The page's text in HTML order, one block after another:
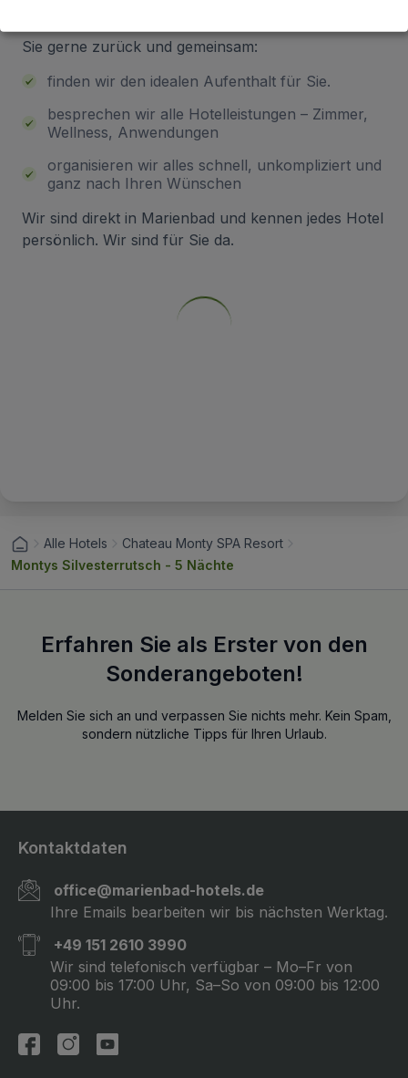
Sie gerne zurück und gemeinsam:
finden wir den idealen Aufenthalt für Sie.
besprechen wir alle Hotelleistungen – Zimmer,
Wellness, Anwendungen
organisieren wir alles schnell, unkompliziert und
ganz nach Ihren Wünschen
Wir sind direkt in Marienbad und kennen jedes Hotel
persönlich. Wir sind für Sie da.
Alle Hotels
Chateau Monty SPA Resort
Montys Silvesterrutsch - 5 Nächte
Erfahren Sie als Erster von den
Sonderangeboten!
Melden Sie sich an und verpassen Sie nichts mehr. Kein Spam,
sondern nützliche Tipps für Ihren Urlaub.
Kontaktdaten
office@marienbad-hotels.de
Ihre Emails bearbeiten wir bis nächsten Werktag.
+49 151 2610 3990
Wir sind telefonisch verfügbar – Mo–Fr von
09:00 bis 17:00 Uhr, Sa–So von 09:00 bis 12:00
Uhr.